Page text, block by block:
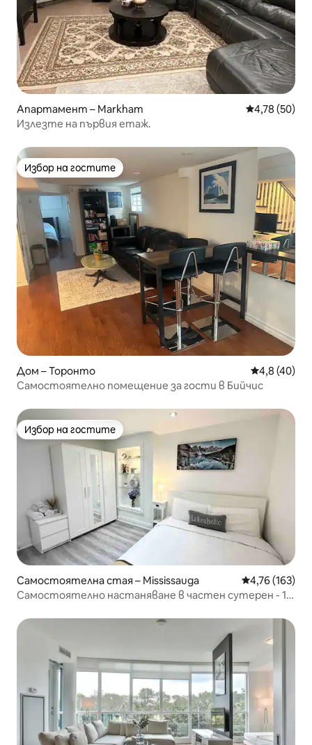
Апартамент – Markham Средна
4,78 (50)
Излезте на първия етаж.
Избор на гостите
Избор на гостите
Дом – Торонто Средна
4,8 (40)
Самостоятелно помещение за гости в Бийчис
Избор на гостите
Избор на гостите
Самостоятелна стая – Mississauga Средна
4,76 (163)
Самостоятелно настаняване в частен сутерен - 1